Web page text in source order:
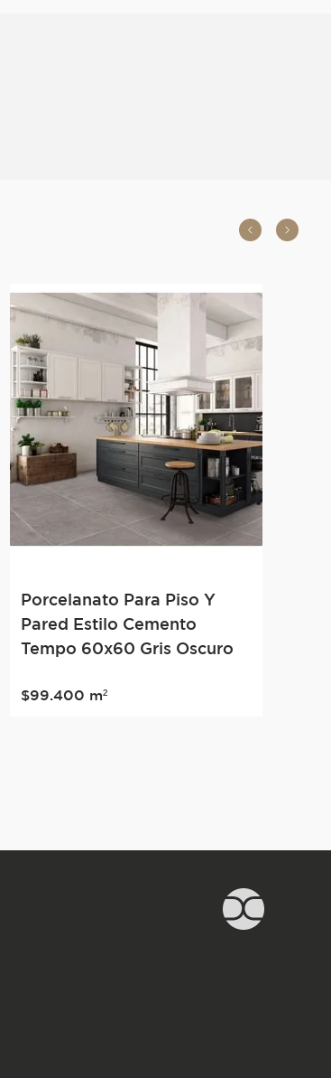
Porcelanato Para Piso Y
Pared Estilo Cemento
Tempo 60x60 Gris Oscuro
$99.400 m²